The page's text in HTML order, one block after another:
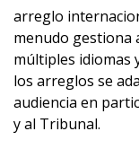
arreglo
menudo gestiona
múltiples idiomas
los arreglos se
audiencia en
y al Tribunal.